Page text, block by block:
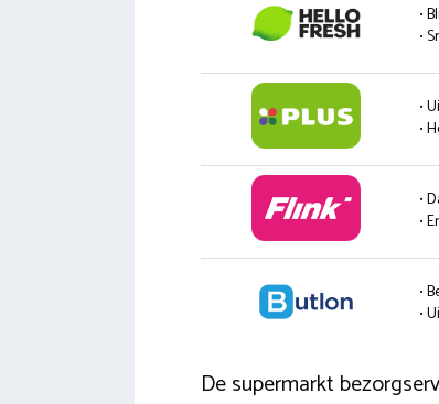
•
•
•
•
•
•
•
•
De supermarkt